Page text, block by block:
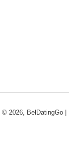
© 2026, BelDatingGo |